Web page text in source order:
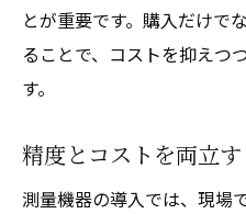
とが重要です。購入だけで
ることで、コストを抑えつ
す。
精度とコストを両立
測量機器の導入では、現場